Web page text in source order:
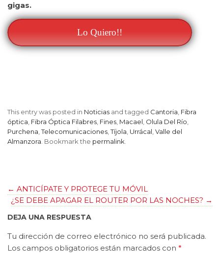
gigas.
Lo Quiero!!
This entry was posted in Noticias and tagged Cantoria Fibra
óptica Fibra Óptica Filabres Fines Macael Olula Del Río
Purchena ,Telecomunicaciones ,Tíjola Urrácal Valle del
Almanzora . Bookmark the permalink
← ANTICÍPATE Y PROTEGE TU MÓVIL
¿SE DEBE APAGAR EL ROUTER POR LAS NOCHES? →
DEJA UNA RESPUESTA
Tu dirección de correo electrónico no será publicada.
Los campos obligatorios están marcados con *